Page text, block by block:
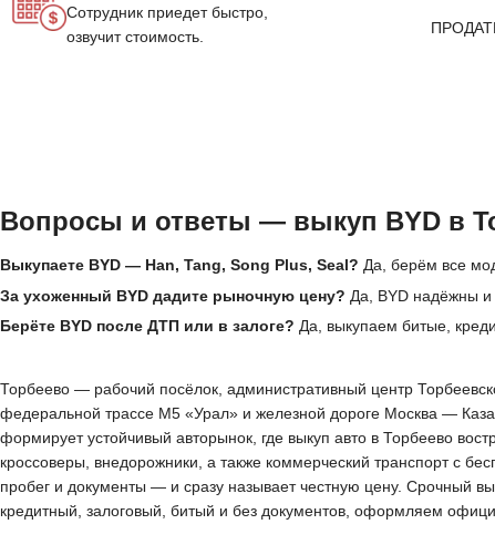
Сотрудник приедет быстро,
озвучит стоимость.
Вопросы и ответы — выкуп BYD в
Выкупаете BYD — Han, Tang, Song Plus, Seal? Да, берём все
За ухоженный BYD дадите рыночную цену? Да, BYD надёжны и
Берёте BYD после ДТП или в залоге? Да, выкупаем битые,
Торбеево — рабочий посёлок, административный центр
федеральной трассе М5 «Урал» и железной дороге Москва —
формирует устойчивый авторынок, где выкуп авто в Торбеево
кроссоверы, внедорожники, а также коммерческий транспорт с
пробег и документы — и сразу называет честную цену. Срочный
кредитный, залоговый, битый и без документов, оформляем